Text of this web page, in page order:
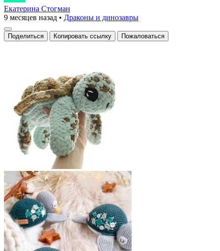
Екатерина Стогман
9 месяцев назад • Драконы и динозавры
Поделиться Копировать ссылку Пожаловаться